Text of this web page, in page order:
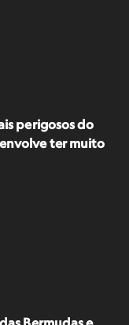
perigosos do
ter muito